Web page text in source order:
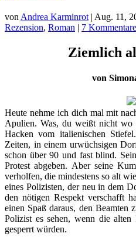
von Andrea Karminrot | Aug. 11,
Rezension, Roman | 7 Kommentare
Ziemlich
von
Heute nehme ich dich mal mit
Apulien. Was, du weißt nicht wo
Hacken vom italienischen
Zeiten, in einem urwüchsigen
schon über 90 und fast blind.
Protest abgeben. Aber seine
verholfen, die mindestens so alt
eines Polizisten, der neu in dem
den nötigen Respekt verschafft
einen Spaß daraus, den
Polizist es sehen, wenn die
gesperrt würden.